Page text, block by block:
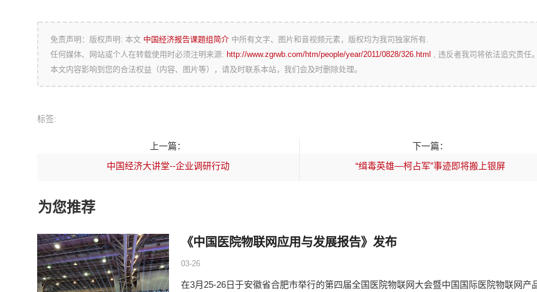
免责声明：版权声明: 本文 中国经济报告课题组简介 中所有文字、图片和音视频元素，版权均为我司独家所有.
任何媒体、网站或个人在转载使用时必须注明来源: http://www.zgrwb.com/htm/people/year/2011/0828/326.html , 违反者我司将依法追究责任
本文内容影响到您的合法权益（内容、图片等），请及时联系本站，我们会及时删除处理。
标签:
上一篇：
中国经济大讲堂--企业调研行动
下一篇：
“缉毒英雄—柯占军”事迹即将搬上银屏
为您推荐
《中国医院物联网应用与发展报告》发布
03-26
在3月25-26日于安徽省合肥市举行的第四届全国医院物联网大会暨中国国际医院物联网产